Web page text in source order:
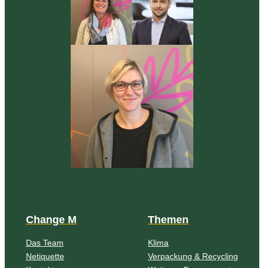
Change M
Das Team
Netiquette
Themen
Klima
Verpackung & Recycling